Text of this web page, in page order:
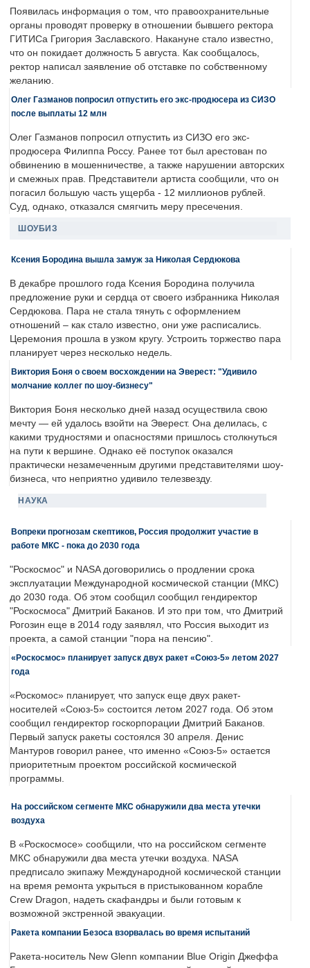
Появилась информация о том, что правоохранительные
органы проводят проверку в отношении бывшего ректора
ГИТИСа Григория Заславского. Накануне стало известно,
что он покидает должность 5 августа. Как сообщалось,
ректор написал заявление об отставке по собственному
желанию.
Олег Газманов попросил отпустить его экс-продюсера из СИЗО
после выплаты 12 млн
Олег Газманов попросил отпустить из СИЗО его экс-
продюсера Филиппа Россу. Ранее тот был арестован по
обвинению в мошенничестве, а также нарушении авторских
и смежных прав. Представители артиста сообщили, что он
погасил большую часть ущерба - 12 миллионов рублей.
Суд, однако, отказался смягчить меру пресечения.
ШОУБИЗ
Ксения Бородина вышла замуж за Николая Сердюкова
В декабре прошлого года Ксения Бородина получила
предложение руки и сердца от своего избранника Николая
Сердюкова. Пара не стала тянуть с оформлением
отношений – как стало известно, они уже расписались.
Церемония прошла в узком кругу. Устроить торжество пара
планирует через несколько недель.
Виктория Боня о своем восхождении на Эверест: "Удивило
молчание коллег по шоу-бизнесу"
Виктория Боня несколько дней назад осуществила свою
мечту — ей удалось взойти на Эверест. Она делилась, с
какими трудностями и опасностями пришлось столкнуться
на пути к вершине. Однако её поступок оказался
практически незамеченным другими представителями шоу-
бизнеса, что неприятно удивило телезвезду.
НАУКА
Вопреки прогнозам скептиков, Россия продолжит участие в
работе МКС - пока до 2030 года
"Роскосмос" и NASA договорились о продлении срока
эксплуатации Международной космической станции (МКС)
до 2030 года. Об этом сообщил сообщил гендиректор
"Роскосмоса" Дмитрий Баканов. И это при том, что Дмитрий
Рогозин еще в 2014 году заявлял, что Россия выходит из
проекта, а самой станции "пора на пенсию".
«Роскосмос» планирует запуск двух ракет «Союз-5» летом 2027
года
«Роскомос» планирует, что запуск еще двух ракет-
носителей «Союз-5» состоится летом 2027 года. Об этом
сообщил гендиректор госкорпорации Дмитрий Баканов.
Первый запуск ракеты состоялся 30 апреля. Денис
Мантуров говорил ранее, что именно «Союз-5» остается
приоритетным проектом российской космической
программы.
На российском сегменте МКС обнаружили два места утечки
воздуха
В «Роскосмосе» сообщили, что на российском сегменте
МКС обнаружили два места утечки воздуха. NASA
предписало экипажу Международной космической станции
на время ремонта укрыться в пристыкованном корабле
Crew Dragon, надеть скафандры и были готовым к
возможной экстренной эвакуации.
Ракета компании Безоса взорвалась во время испытаний
Ракета-носитель New Glenn компании Blue Origin Джеффа